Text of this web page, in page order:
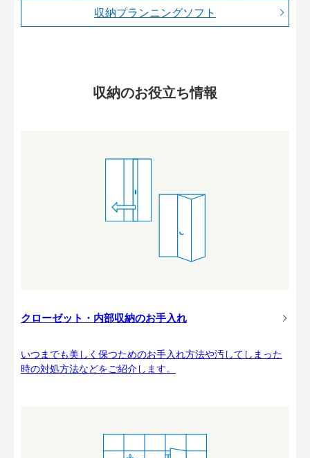
収納プランニングソフト
収納のお役立ち情報
クローゼット・内部収納のお手入れ
いつまでも美しく保つためのお手入れ方法や汚してしまった
時の対処方法などをご紹介します。